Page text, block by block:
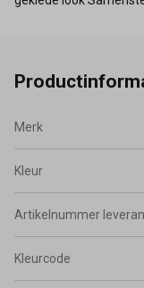
Merk
Kleur
Artikelnummer
Kleurcode